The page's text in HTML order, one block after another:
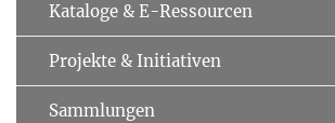
Kataloge & E-Ressourcen
Projekte & Initiativen
Sammlungen